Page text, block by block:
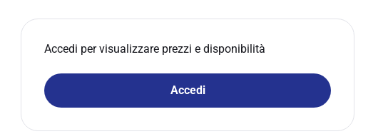
Accedi per visualizzare prezzi e disponibilità
Accedi